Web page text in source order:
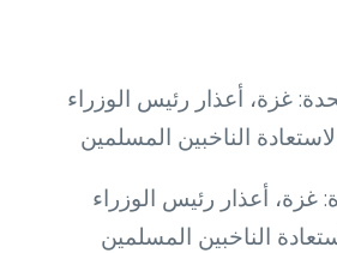
غزة، أعذار رئيس الوزراء
الناخبين المسلمين